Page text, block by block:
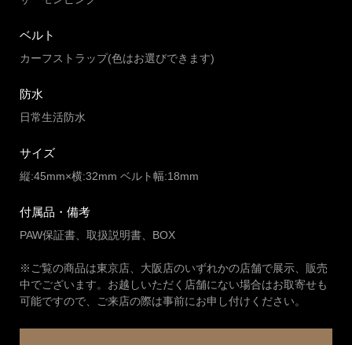
ベルト
カーフストラップ(色はお選びできます)
防水
日常生活防水
サイズ
縦:45mm×横:32mm ベルト幅:18mm
付属品・備考
PAW保証書、取扱説明書、BOX
※ご覧の商品は東京店、大阪店のいずれかの店舗で展示、販売
中でございます。お越しいただく店舗にない場合はお取寄せも
可能ですので、ご来店の際は事前にお申し付けください。